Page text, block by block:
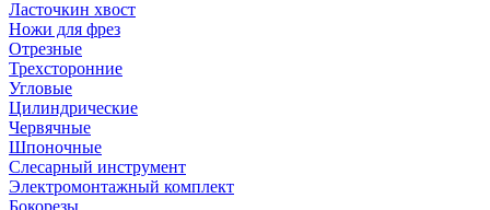
Ласточкин хвост
Ножи для фрез
Отрезные
Трехсторонние
Угловые
Цилиндрические
Червячные
Шпоночные
Слесарный инструмент
Электромонтажный комплект
Бокорезы